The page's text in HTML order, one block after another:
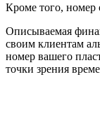
Кроме того, номер
Описываемая
своим клиентам
номер вашего
точки зрения